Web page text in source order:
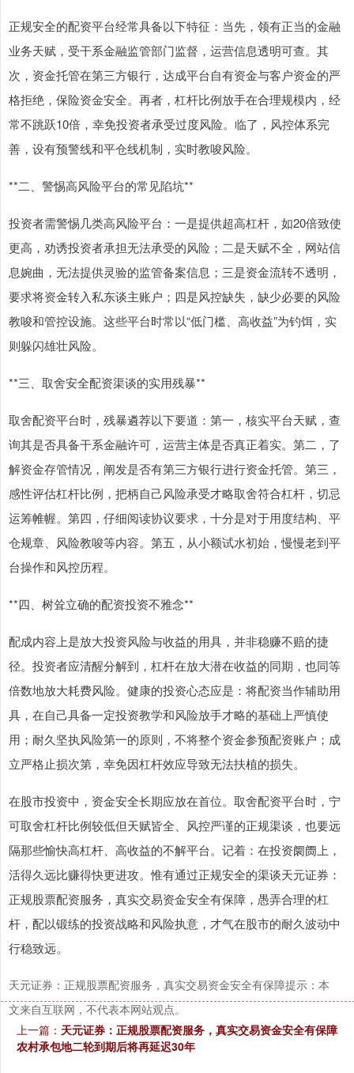
正规安全的配资平台经常具备以下特征：当先，领有正当的金融
业务天赋，受干系金融监管部门监督，运营信息透明可查。其
次，资金托管在第三方银行，达成平台自有资金与客户资金的严
格拒绝，保险资金安全。再者，杠杆比例放手在合理规模内，经
常不跳跃10倍，幸免投资者承受过度风险。临了，风控体系完
善，设有预警线和平仓线机制，实时教唆风险。
**二、警惕高风险平台的常见陷坑**
投资者需警惕几类高风险平台：一是提供超高杠杆，如20倍致使
更高，劝诱投资者承担无法承受的风险；二是天赋不全，网站信
息婉曲，无法提供灵验的监管备案信息；三是资金流转不透明，
要求将资金转入私东谈主账户；四是风控缺失，缺少必要的风险
教唆和管控设施。这些平台时常以“低门槛、高收益”为钓饵，实
则躲闪雄壮风险。
**三、取舍安全配资渠谈的实用残暴**
取舍配资平台时，残暴遴荐以下要道：第一，核实平台天赋，查
询其是否具备干系金融许可，运营主体是否真正着实。第二，了
解资金存管情况，阐发是否有第三方银行进行资金托管。第三，
感性评估杠杆比例，把柄自己风险承受才略取舍符合杠杆，切忌
运筹帷幄。第四，仔细阅读协议要求，十分是对于用度结构、平
仓规章、风险教唆等内容。第五，从小额试水初始，慢慢老到平
台操作和风控历程。
**四、树耸立确的配资投资不雅念**
配成内容上是放大投资风险与收益的用具，并非稳赚不赔的捷
径。投资者应清醒分解到，杠杆在放大潜在收益的同期，也同等
倍数地放大耗费风险。健康的投资心态应是：将配资当作辅助用
具，在自己具备一定投资教学和风险放手才略的基础上严慎使
用；耐久坚执风险第一的原则，不将整个资金参预配资账户；成
立严格止损次第，幸免因杠杆效应导致无法扶植的损失。
在股市投资中，资金安全长期应放在首位。取舍配资平台时，宁
可取舍杠杆比例较低但天赋皆全、风控严谨的正规渠谈，也要远
隔那些愉快高杠杆、高收益的不解平台。记着：在投资阛阓上，
活得久远比赚得快更进攻。惟有通过正规安全的渠谈天元证券：
正规股票配资服务，真实交易资金安全有保障，愚弄合理的杠
杆，配以锻练的投资战略和风险执意，才气在股市的耐久波动中
行稳致远。
天元证券：正规股票配资服务，真实交易资金安全有保障提示：本
文来自互联网，不代表本网站观点。
上一篇： 天元证券：正规股票配资服务，真实交易资金安全有保障
农村承包地二轮到期后将再延迟30年